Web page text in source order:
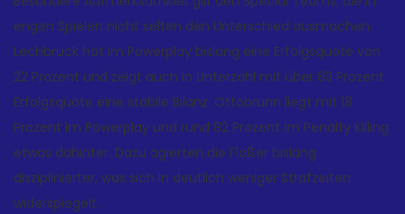
engen Spielen nicht selten den Unterschied ausmachen.
Lechbruck hat im Powerplay bislang eine Erfolgsquote von
22 Prozent und zeigt auch in Unterzahl mit über 83 Prozent
Erfolgsquote eine stabile Bilanz. Ottobrunn liegt mit 18
Prozent im Powerplay und rund 82 Prozent im Penalty Killing
etwas dahinter. Dazu agierten die Flößer bislang
disziplinierter, was sich in deutlich weniger Strafzeiten
widerspiegelt.